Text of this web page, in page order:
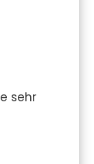
sehr